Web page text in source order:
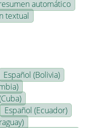
automático
textual
Español (Bolivia)
Español (Ecuador)